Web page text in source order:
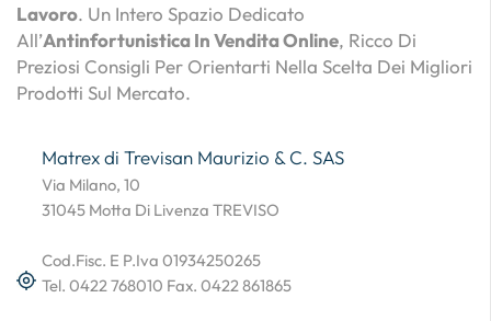
Lavoro. Un Intero Spazio Dedicato
All’Antinfortunistica In Vendita Online, Ricco Di
Preziosi Consigli Per Orientarti Nella Scelta Dei Migliori
Prodotti Sul Mercato.
Matrex di Trevisan Maurizio & C. SAS
Via Milano, 10
31045 Motta Di Livenza TREVISO
Cod.Fisc. E P.Iva 01934250265
Tel. 0422 768010 Fax. 0422 861865